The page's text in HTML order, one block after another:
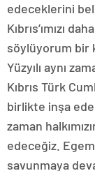
edeceklerini
Kıbrıs’ımızı
söylüyorum bir
Yüzyılı aynı
Kıbrıs Türk
birlikte inşa
zaman
edeceğiz.
savunmaya